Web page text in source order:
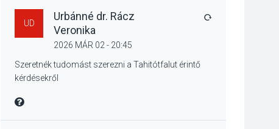
Megújulnak Szentendre
játszóterei
UD
Urbánné dr. Rácz
Veronika
2026 MÁR 02 - 20:45
Szeretnék tudomást szerezni a Tahitótfalut érintő
kérdésekről
MIRE MONDTA